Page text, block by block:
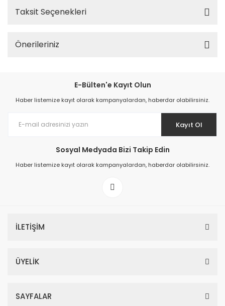
Taksit Seçenekleri
Önerileriniz
E-Bülten'e Kayıt Olun
Haber listemize kayıt olarak kampanyalardan, haberdar olabilirsiniz.
Kayıt Ol
Sosyal Medyada Bizi Takip Edin
Haber listemize kayıt olarak kampanyalardan, haberdar olabilirsiniz.
İLETİŞİM
ÜYELİK
SAYFALAR